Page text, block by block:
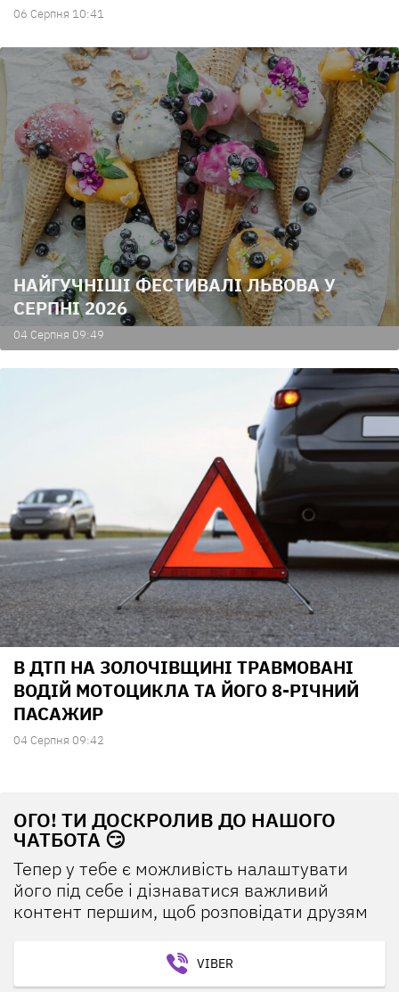
06 Серпня 10:41
НАЙГУЧНІШІ ФЕСТИВАЛІ ЛЬВОВА У
СЕРПНІ 2026
04 Серпня 09:49
В ДТП НА ЗОЛОЧІВЩИНІ ТРАВМОВАНІ
ВОДІЙ МОТОЦИКЛА ТА ЙОГО 8-РІЧНИЙ
ПАСАЖИР
04 Серпня 09:42
ОГО! ТИ ДОСКРОЛИВ ДО НАШОГО
ЧАТБОТА 😏
Тепер у тебе є можливість налаштувати
його під себе і дізнаватися важливий
контент першим, щоб розповідати друзям
VIBER